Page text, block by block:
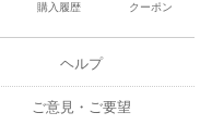
購入履歴 クーポン
ヘルプ
ご意見・ご要望